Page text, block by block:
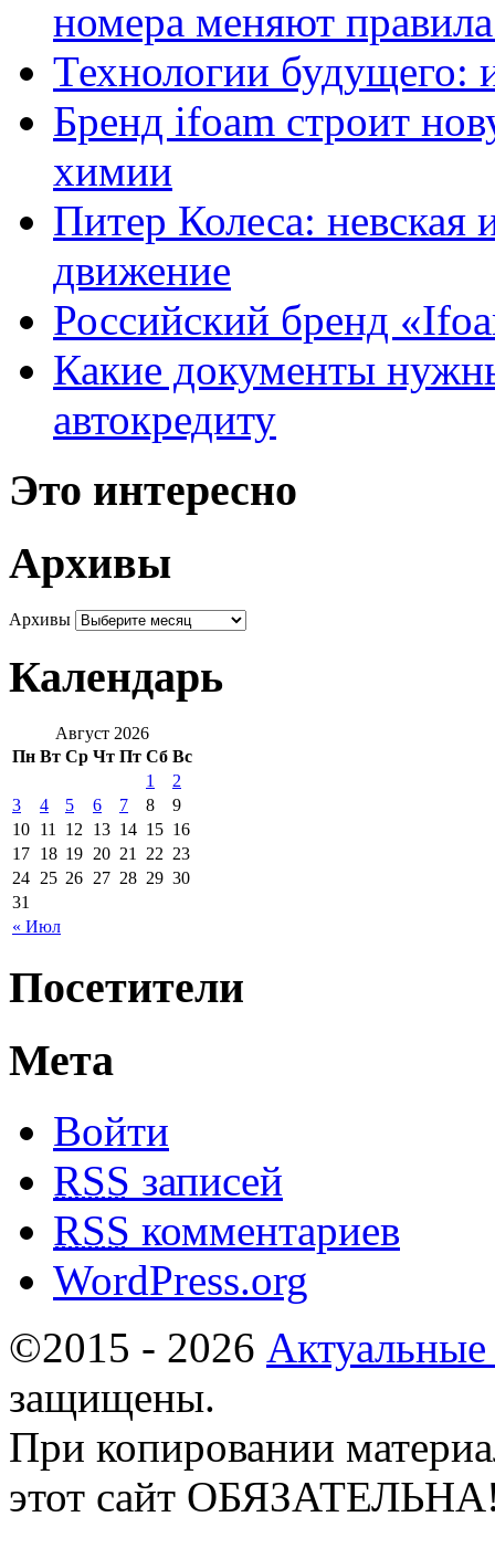
номера меняют
Технологии будущего:
Бренд ifoam строит
химии
Питер Колеса: невская
движение
Российский бренд
Какие документы
автокредиту
Это интересно
Архивы
Архивы
Календарь
Август 2026
Пн Вт Ср Чт Пт Сб Вс
« Июл
1
2
3
4 5 6 7 8
9
10 11 12 13 14 15 16
17 18 19 20 21 22 23
24 25 26 27 28 29 30
31
Посетители
Мета
Войти
RSS записей
RSS комментариев
WordPress.org
©2015 - 2026
защищены.
При копировании
этот сайт